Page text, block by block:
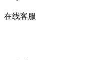
在线客服